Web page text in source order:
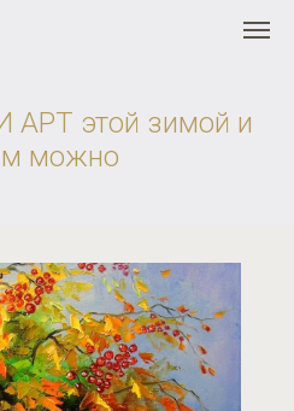
этой зимой и
можно